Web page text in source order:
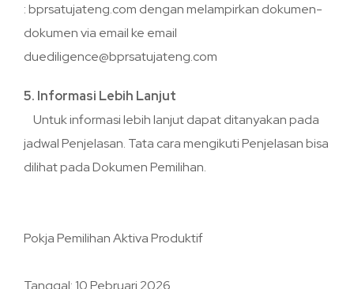
: bprsatujateng.com dengan melampirkan dokumen-
dokumen via email ke email
duediligence@bprsatujateng.com
5. Informasi Lebih Lanjut
Untuk informasi lebih lanjut dapat ditanyakan pada
jadwal Penjelasan. Tata cara mengikuti Penjelasan bisa
dilihat pada Dokumen Pemilihan.
Pokja Pemilihan Aktiva Produktif
Tanggal: 10 Pebruari 2026